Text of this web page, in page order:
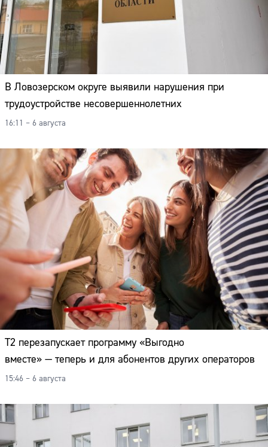
В Ловозерском округе выявили нарушения при
трудоустройстве несовершеннолетних
16:11 – 6 августа
Т2 перезапускает программу «Выгодно
вместе» — теперь и для абонентов других операторов
15:46 – 6 августа